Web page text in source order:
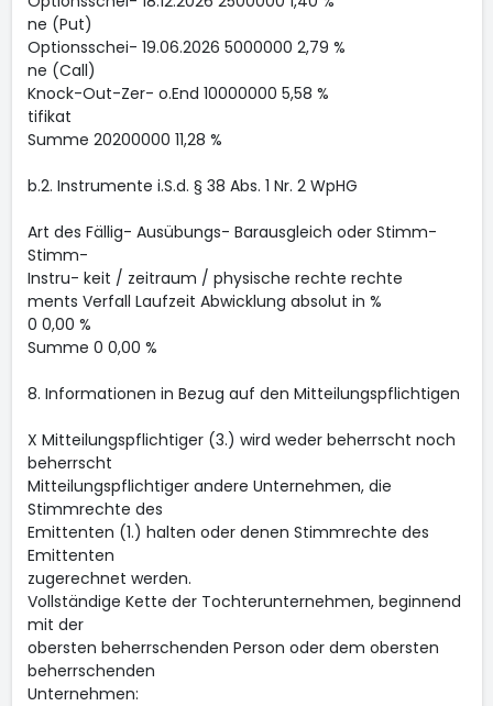
ne (Put)
Optionsschei- 19.06.2026 5000000 2,79 %
ne (Call)
Knock-Out-Zer- o.End 10000000 5,58 %
tifikat
Summe 20200000 11,28 %
b.2. Instrumente i.S.d. § 38 Abs. 1 Nr. 2 WpHG
Art des Fällig- Ausübungs- Barausgleich oder Stimm-
Stimm-
Instru- keit / zeitraum / physische rechte rechte
ments Verfall Laufzeit Abwicklung absolut in %
0 0,00 %
Summe 0 0,00 %
8. Informationen in Bezug auf den Mitteilungspflichtigen
X Mitteilungspflichtiger (3.) wird weder beherrscht noch
beherrscht
Mitteilungspflichtiger andere Unternehmen, die
Stimmrechte des
Emittenten (1.) halten oder denen Stimmrechte des
Emittenten
zugerechnet werden.
Vollständige Kette der Tochterunternehmen, beginnend
mit der
obersten beherrschenden Person oder dem obersten
beherrschenden
Unternehmen: